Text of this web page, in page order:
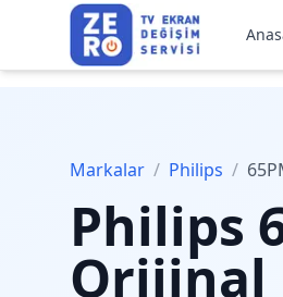
Markalar / Philips /
Philips
Orijinal